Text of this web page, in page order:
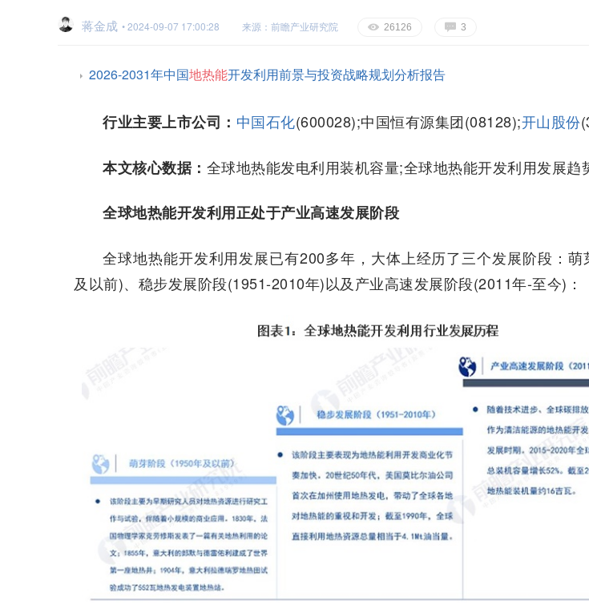
蒋金成 • 2024-09-07 17:00:28 来源：前瞻产业研究院 E 26126 G 3
2026-2031年中国地热能开发利用前景与投资战略规划分析报告
行业主要上市公司： 中国石化(600028);中国恒有源集团(08128);开山股份
本文核心数据： 全球地热能发电利用装机容量;全球地热能开发利用发展趋
全球地热能开发利用正处于产业高速发展阶段
全球地热能开发利用发展已有200多年，大体上经历了三个发展阶段：
及以前)、稳步发展阶段(1951-2010年)以及产业高速发展阶段(2011年-至今)：